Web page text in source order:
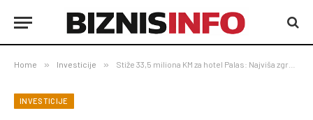
Home » Investicije » Stiže 33,5 miliona KM za hotel Palas: Najviša zgrada u Republici Srpskoj ulazi u novu fazu gradnje
INVESTICIJE